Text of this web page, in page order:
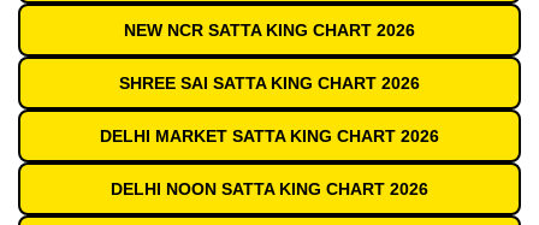
NEW NCR SATTA KING CHART 2026
SHREE SAI SATTA KING CHART 2026
DELHI MARKET SATTA KING CHART 2026
DELHI NOON SATTA KING CHART 2026